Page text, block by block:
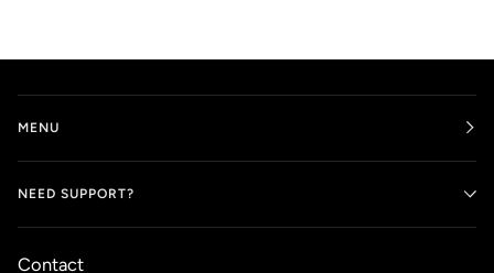
MENU
NEED SUPPORT?
Contact